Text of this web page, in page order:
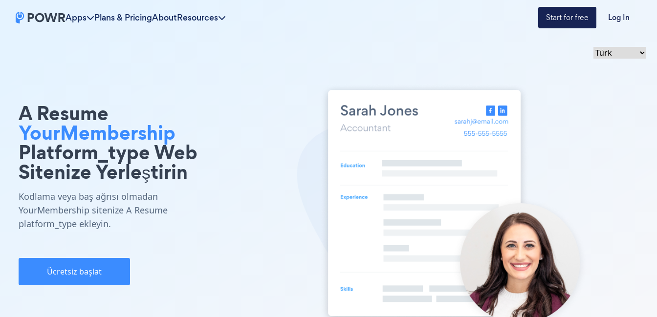
Apps Plans & PricingAboutResources Start for free Log In
A Resume
YourMembership
Platform_type Web
Sitenize Yerleştirin
Kodlama veya baş ağrısı olmadan
YourMembership sitenize A Resume
platform_type ekleyin.
Ücretsiz başlat